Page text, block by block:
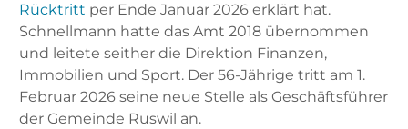
Rücktritt per Ende Januar 2026 erklärt hat.
Schnellmann hatte das Amt 2018 übernommen
und leitete seither die Direktion Finanzen,
Immobilien und Sport. Der 56-Jährige tritt am 1.
Februar 2026 seine neue Stelle als Geschäftsführer
der Gemeinde Ruswil an.